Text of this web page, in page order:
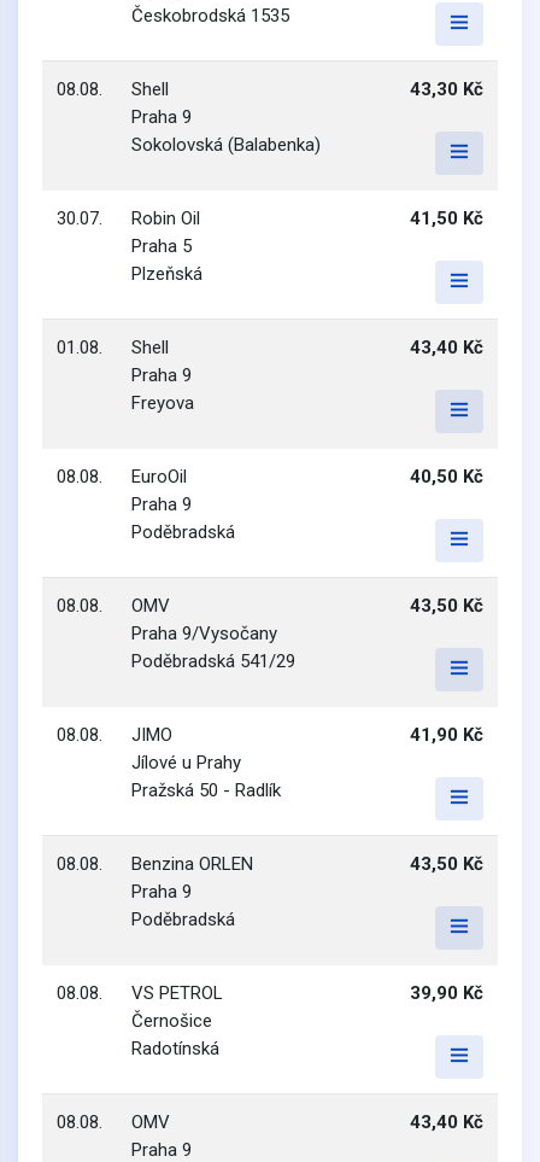
Českobrodská 1535
08.08.
Shell
Praha 9
Sokolovská (Balabenka)
43,30 Kč
30.07.
Robin Oil
Praha 5
Plzeňská
41,50 Kč
01.08.
Shell
Praha 9
Freyova
43,40 Kč
08.08.
EuroOil
Praha 9
Poděbradská
40,50 Kč
08.08.
OMV
Praha 9/Vysočany
Poděbradská 541/29
43,50 Kč
08.08.
JIMO
Jílové u Prahy
Pražská 50 - Radlík
41,90 Kč
08.08.
Benzina ORLEN
Praha 9
Poděbradská
43,50 Kč
08.08.
VS PETROL
Černošice
Radotínská
39,90 Kč
08.08.
OMV
Praha 9
43,40 Kč